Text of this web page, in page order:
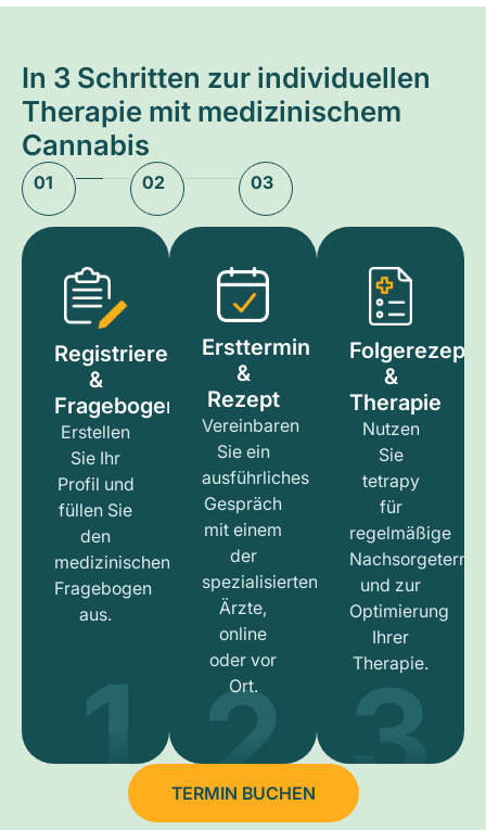
In 3 Schritten zur individuellen
Therapie mit medizinischem
Cannabis
01 02 03
Registrieren
&
Fragebogen
Erstellen
Sie Ihr
Profil und
füllen Sie
den
medizinischen
Fragebogen
aus.
1
Ersttermin
&
Rezept
Vereinbaren
Sie ein
ausführliches
Gespräch
mit einem
der
spezialisierten
Ärzte,
online
oder vor
Ort.
2
Folgerezept
&
Therapie
Nutzen
Sie
tetrapy
für
regelmäßige
und zur
Optimierung
Ihrer
Therapie.
3
TERMIN BUCHEN